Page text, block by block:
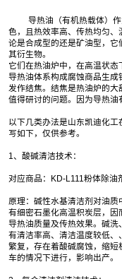
导热油（有机热载体）
色，且热效率高、传热均匀
论是合成型的还是矿油型，
其衍生物。
它们在热油炉中，在高温状
导热油体系构成腐蚀商品生
发作结焦。结焦是热油炉的
值得研讨的问题。因为导热油
以下几类办法是山东凯迪化
写如下，仅供参考。
1、酸碱清洁技术：
对应商品：KD-L111粉体除油
原理：碱性水基清洁剂对油
有细密石墨化高温积炭层，
导热油质量及传热效果。碱
有清洁率高、清洁温度较低
繁复，存在着酸碱腐蚀，缩
车的情况下进行，影响出产。